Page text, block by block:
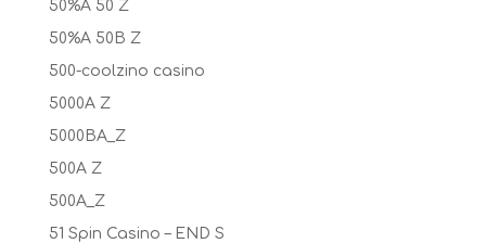
50%A 50 Z
50%A 50B Z
500-coolzino casino
5000A Z
5000BA_Z
500A Z
500A_Z
51 Spin Casino – END S